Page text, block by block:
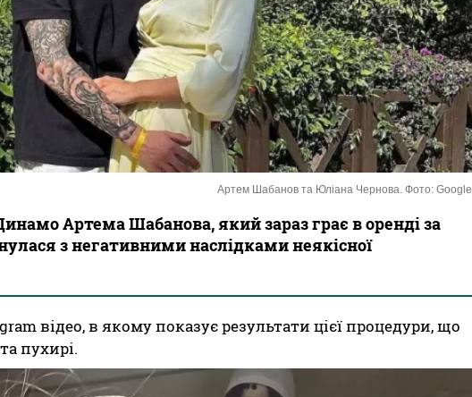
Артем Шабанов та Юліана Чернова. Фото: Google
Артема Шабанова, який зараз грає в оренді за
з негативними наслідками неякісної
відео, в якому показує результати цієї процедури, що
пухирі.